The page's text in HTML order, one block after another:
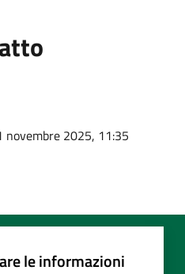
novembre 2025, 11:35
le informazioni